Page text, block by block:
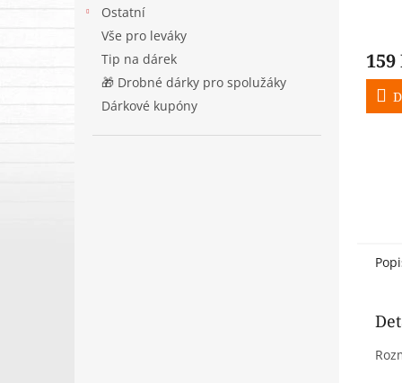
Ostatní
Vše pro leváky
Tip na dárek
🎁 Drobné dárky pro spolužáky
Dárkové kupóny
159